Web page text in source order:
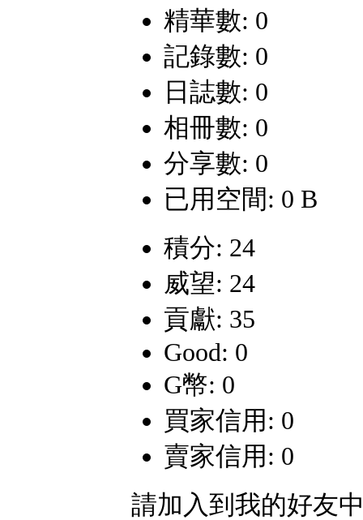
精華數: 0
記錄數: 0
日誌數: 0
相冊數: 0
分享數: 0
已用空間: 0 B
積分: 24
威望: 24
貢獻: 35
Good: 0
G幣: 0
買家信用: 0
賣家信用: 0
請加入到我的好友